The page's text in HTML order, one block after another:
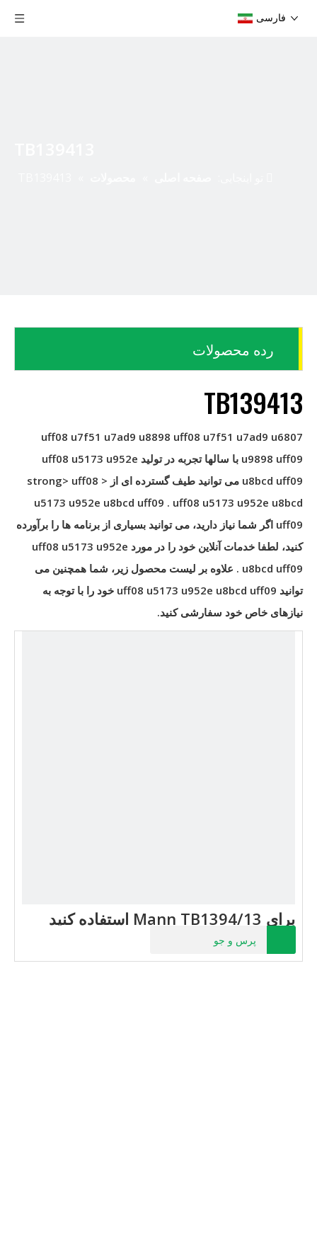
فارسی
رده محصولات
TB139413
uff08 u7f51 u7ad9 u8898 uff08 u7f51 u7ad9 u6807
u9898 uff09 با سالها تجربه در تولید uff08 u5173 u952e
u8bcd uff09
می توانید طیف گسترده ای از < strong> uff08
u5173 u952e u8bcd uff09 . uff08 u5173 u952e u8bcd
uff09 اگر شما نیاز دارید، می توانید بسیاری از برنامه ها را برآورده
کنید، لطفا خدمات آنلاین خود را در مورد uff08 u5173 u952e
u8bcd uff09 . علاوه بر لیست محصول زیر، شما همچنین می
توانید uff08 u5173 u952e u8bcd uff09 خود را با توجه به
نیازهای خاص خود سفارشی کنید.
برای Mann TB1394/13 استفاده کنید
پرس و جو